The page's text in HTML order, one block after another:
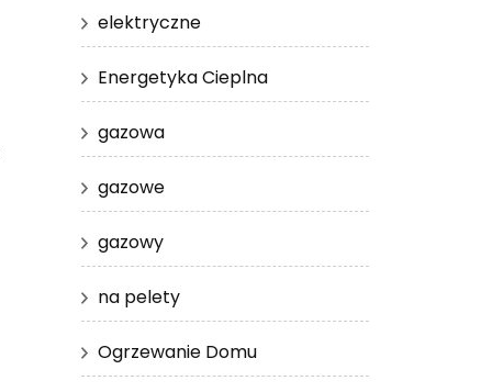
elektryczne
Energetyka Cieplna
gazowa
gazowe
gazowy
na pelety
Ogrzewanie Domu